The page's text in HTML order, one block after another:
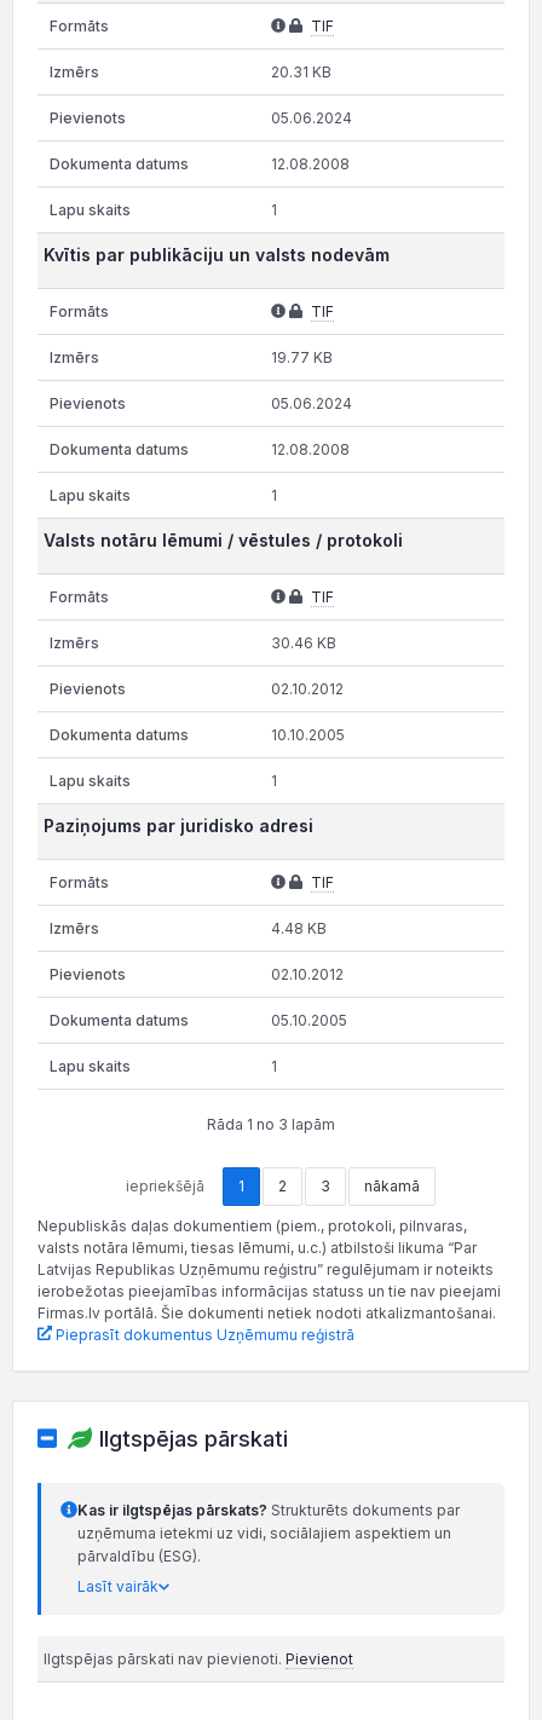
TIF
20.31 KB
05.06.2024
12.08.2008
1
Kvītis par publikāciju un valsts nodevām
TIF
19.77 KB
05.06.2024
12.08.2008
1
Valsts notāru lēmumi / vēstules / protokoli
TIF
30.46 KB
02.10.2012
10.10.2005
1
Paziņojums par juridisko adresi
TIF
4.48 KB
02.10.2012
05.10.2005
1
Rāda 1 no 3 lapām
iepriekšējā 1 2 3 nākamā
Nepubliskās daļas dokumentiem (piem., protokoli, pilnvaras,
valsts notāra lēmumi, tiesas lēmumi, u.c.) atbilstoši likuma “Par
Latvijas Republikas Uzņēmumu reģistru” regulējumam ir noteikts
ierobežotas pieejamības informācijas statuss un tie nav pieejami
Firmas.lv portālā. Šie dokumenti netiek nodoti atkalizmantošanai.
Pieprasīt dokumentus Uzņēmumu reģistrā
Ilgtspējas pārskati
Kas ir ilgtspējas pārskats? Strukturēts dokuments par
uzņēmuma ietekmi uz vidi, sociālajiem aspektiem un
pārvaldību (ESG).
Lasīt vairāk
Ilgtspējas pārskati nav pievienoti. Pievienot